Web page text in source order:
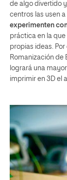
de algo divertido
centros las usen
experimenten
práctica en la
propias ideas.
Romanización de
logrará una
imprimir en 3D el